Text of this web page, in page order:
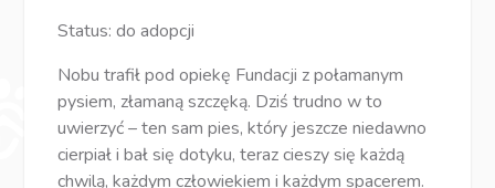
Status: do adopcji
Nobu trafił pod opiekę Fundacji z połamanym
pysiem, złamaną szczęką. Dziś trudno w to
uwierzyć – ten sam pies, który jeszcze niedawno
cierpiał i bał się dotyku, teraz cieszy się każdą
chwilą, każdym człowiekiem i każdym spacerem.